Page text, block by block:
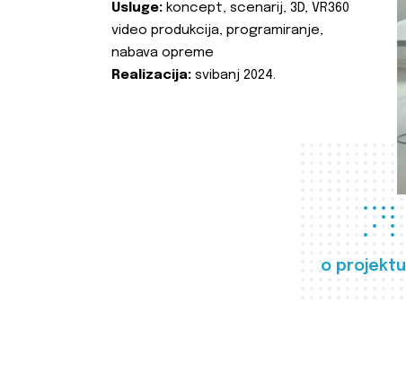
o projektu
Usluge: koncept, scenarij, 3D, VR360
video produkcija, programiranje,
nabava opreme
Realizacija: svibanj 2024.